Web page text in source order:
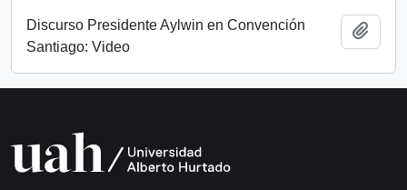
Discurso Presidente Aylwin en Convención
Santiago: Video